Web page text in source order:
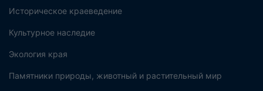
Историческое краеведение
Культурное наследие
Экология края
Памятники природы, животный и растительный мир